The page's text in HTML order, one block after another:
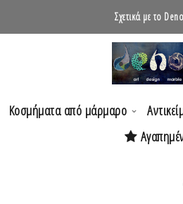
Σχετικά με το
Κοσμήματα από μάρμαρο